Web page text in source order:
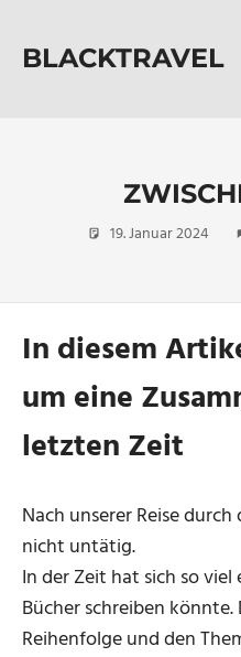
springen
BLACKTRAVEL
19. Januar 2024
In diesem
um eine
letzten Zeit
Nach unserer Reise
nicht untätig.
In der Zeit hat sich so
Bücher schreiben
Reihenfolge und den